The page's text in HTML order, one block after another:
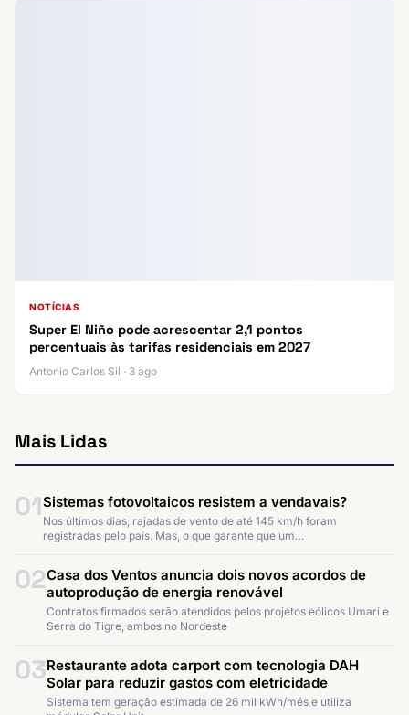
NOTÍCIAS
Super El Niño pode acrescentar 2,1 pontos
percentuais às tarifas residenciais em 2027
Antonio Carlos Sil · 3 ago
Mais Lidas
01Sistemas fotovoltaicos resistem a vendavais?
Nos últimos dias, rajadas de vento de até 145 km/h foram
registradas pelo país. Mas, o que garante que um…
02Casa dos Ventos anuncia dois novos acordos de
autoprodução de energia renovável
Contratos firmados serão atendidos pelos projetos eólicos Umari e
Serra do Tigre, ambos no Nordeste
03Restaurante adota carport com tecnologia DAH
Solar para reduzir gastos com eletricidade
Sistema tem geração estimada de 26 mil kWh/mês e utiliza